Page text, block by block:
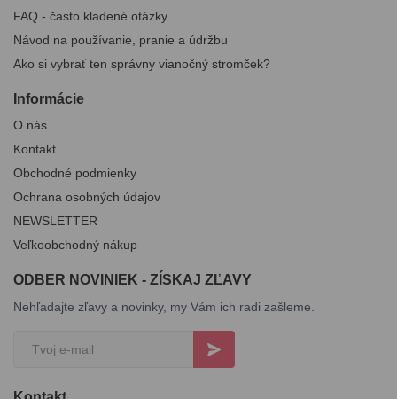
FAQ - často kladené otázky
Návod na používanie, pranie a údržbu
Ako si vybrať ten správny vianočný stromček?
Informácie
O nás
Kontakt
Obchodné podmienky
Ochrana osobných údajov
NEWSLETTER
Veľkoobchodný nákup
ODBER NOVINIEK - ZÍSKAJ ZĽAVY
Nehľadajte zľavy a novinky, my Vám ich radi zašleme.